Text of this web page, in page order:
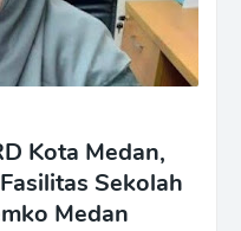
Kota Medan,
Sekolah
Medan